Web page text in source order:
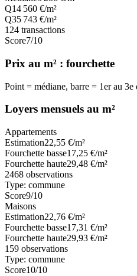
Q14 560 €/m²
Q35 743 €/m²
124 transactions
Score7/10
Prix au m² : fourchette
Point = médiane, barre = 1er au 3e
Loyers mensuels au m²
Appartements
Estimation22,55 €/m²
Fourchette basse17,25 €/m²
Fourchette haute29,48 €/m²
2468 observations
Type: commune
Score9/10
Maisons
Estimation22,76 €/m²
Fourchette basse17,31 €/m²
Fourchette haute29,93 €/m²
159 observations
Type: commune
Score10/10